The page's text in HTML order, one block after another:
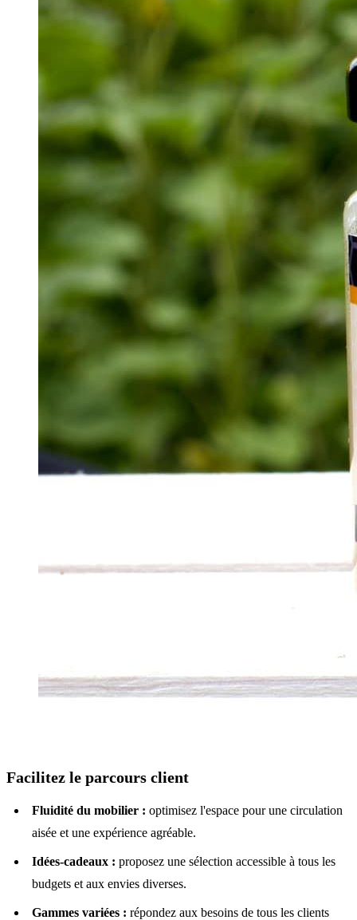
Facilitez le parcours client
Fluidité du mobilier : optimisez l'espace pour une circulation
aisée et une expérience agréable.
Idées-cadeaux : proposez une sélection accessible à tous les
budgets et aux envies diverses.
Gammes variées : répondez aux besoins de tous les clients